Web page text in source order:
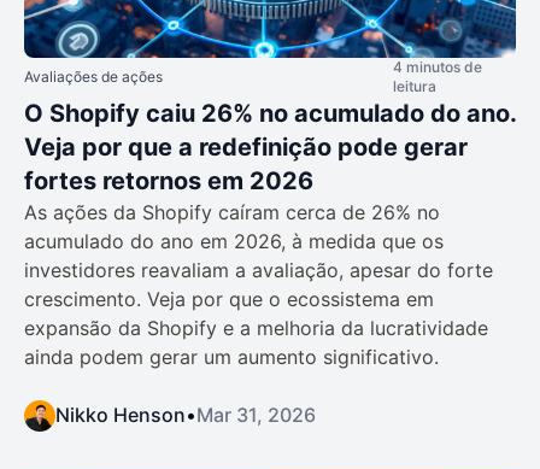
Avaliações de ações
4 minutos de
leitura
O Shopify caiu 26% no acumulado do ano.
Veja por que a redefinição pode gerar
fortes retornos em 2026
As ações da Shopify caíram cerca de 26% no
acumulado do ano em 2026, à medida que os
investidores reavaliam a avaliação, apesar do forte
crescimento. Veja por que o ecossistema em
expansão da Shopify e a melhoria da lucratividade
ainda podem gerar um aumento significativo.
Nikko Henson•Mar 31, 2026